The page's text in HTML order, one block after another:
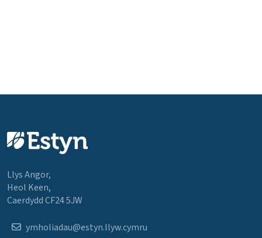
Llys Angor,
Heol Keen,
Caerdydd CF24 5JW
ymholiadau@estyn.llyw.cymru